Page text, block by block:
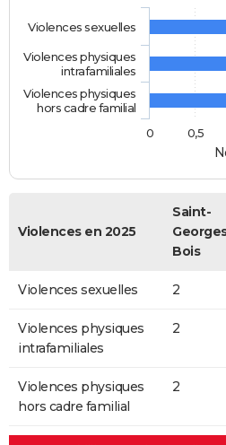
Violences sexuelles
Violences physiques
intrafamiliales
Violences physiques
hors cadre familial
0
0,5
Violences en 2025
Saint-
Bois
Violences sexuelles 2
Violences physiques
intrafamiliales
2
Violences physiques
hors cadre familial
2